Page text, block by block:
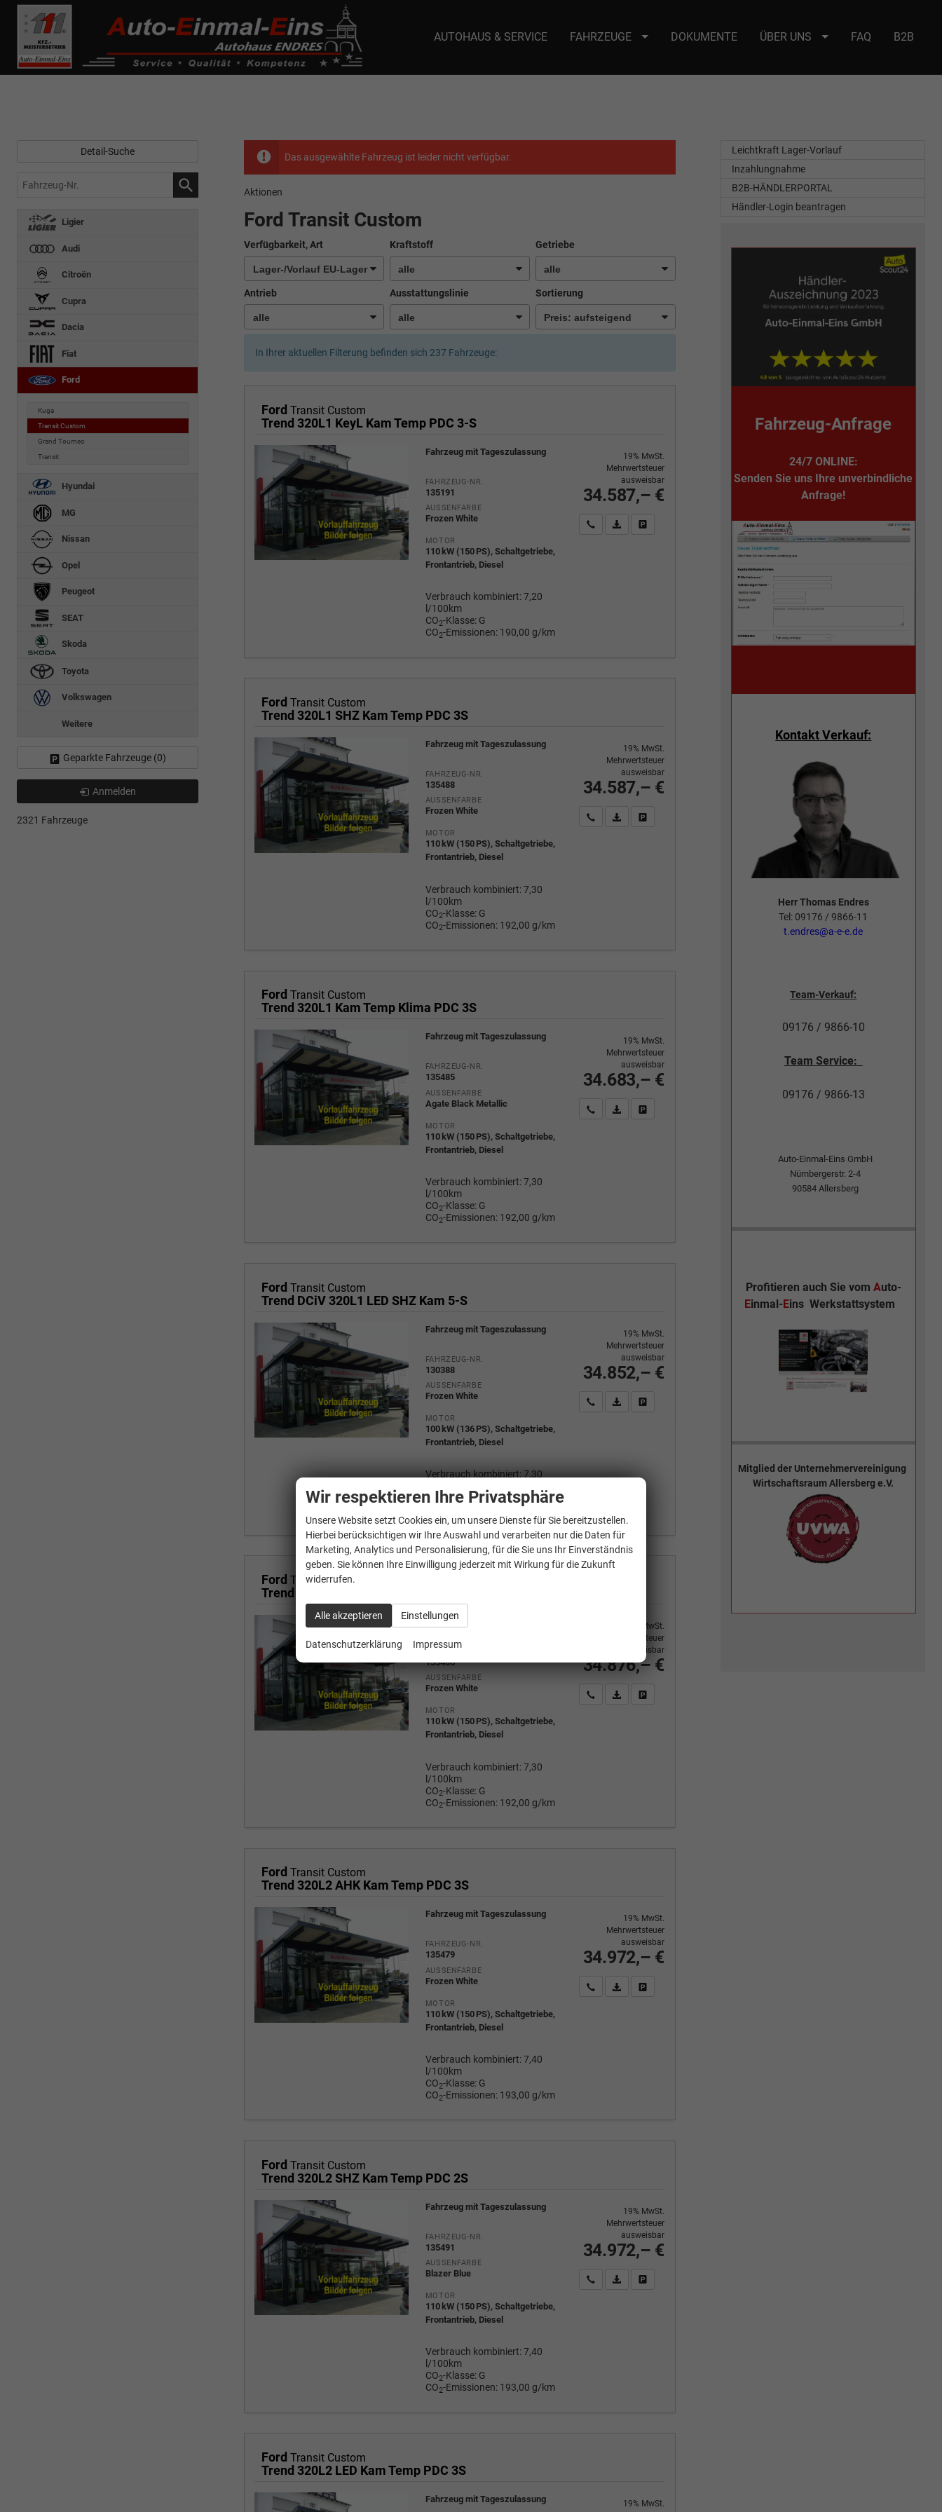
------------ Host Name : selector1._domainkey Points to address or value: selector1-aee-de0k._domainkey.autoeinmaleins.onmicrosoft.com Host Name : selector2._domainkey Points to address or value: selector2-aee-
de0k._domainkey.autoeinmaleins.onmicrosoft.com
AUTOHAUS & SERVICE FAHRZEUGE DOKUMENTE ÜBER UNS FAQ B2B
Das ausgewählte Fahrzeug ist leider nicht verfügbar.
Aktionen
Ford Transit Custom
Verfügbarkeit, Art Kraftstoff Getriebe
Antrieb Ausstattungslinie Sortierung
In Ihrer aktuellen Filterung befinden sich 237 Fahrzeuge:
Ford Transit Custom
Trend 320L1 KeyL Kam Temp PDC 3-S
Fahrzeug mit Tageszulassung
FAHRZEUG-NR.
135191
AUSSENFARBE
Frozen White
MOTOR
110 kW (150 PS), Schaltgetriebe,
Frontantrieb, Diesel
Verbrauch kombiniert:7,20
l/100km
CO2-Klasse: G
CO2-Emissionen: 190,00 g/km
34.587,– €
19% MwSt.
Mehrwertsteuer
ausweisbar
Wir rufen Sie anPDF-Fahrzeugexposé drucken
Fahrzeug drucken, parken oder vergleichen
Ford Transit Custom
Trend 320L1 SHZ Kam Temp PDC 3S
Fahrzeug mit Tageszulassung
FAHRZEUG-NR.
135488
AUSSENFARBE
Frozen White
MOTOR
110 kW (150 PS), Schaltgetriebe,
Frontantrieb, Diesel
Verbrauch kombiniert:7,30
l/100km
CO2-Klasse: G
CO2-Emissionen: 192,00 g/km
34.587,– €
19% MwSt.
Mehrwertsteuer
ausweisbar
Wir rufen Sie anPDF-Fahrzeugexposé drucken
Fahrzeug drucken, parken oder vergleichen
Ford Transit Custom
Trend 320L1 Kam Temp Klima PDC 3S
Fahrzeug mit Tageszulassung
FAHRZEUG-NR.
135485
AUSSENFARBE
Agate Black Metallic
MOTOR
110 kW (150 PS), Schaltgetriebe,
Frontantrieb, Diesel
Verbrauch kombiniert:7,30
l/100km
CO2-Klasse: G
CO2-Emissionen: 192,00 g/km
34.683,– €
19% MwSt.
Mehrwertsteuer
ausweisbar
Wir rufen Sie anPDF-Fahrzeugexposé drucken
Ford Transit Custom
Trend DCiV 320L1 LED SHZ Kam 5-S
Fahrzeug mit Tageszulassung
FAHRZEUG-NR.
130388
AUSSENFARBE
Frozen White
MOTOR
100 kW (136 PS), Schaltgetriebe,
Frontantrieb, Diesel
Verbrauch kombiniert:7,30
CO
2-Klasse:G
191,00 g/km
34.852,– €
19% MwSt.
Mehrwertsteuer
ausweisbar
Wir rufen Sie anPDF-Fahrzeugexposé drucken
Ford Transit Custom
Trend 320L1 LED AHK Kam Temp 3S
Fahrzeug mit Tageszulassung
FAHRZEUG-NR.
135486
AUSSENFARBE
Frozen White
MOTOR
110 kW (150 PS), Schaltgetriebe,
Frontantrieb, Diesel
Verbrauch kombiniert:7,30
l/100km
CO2-Klasse: G
CO2-Emissionen: 192,00 g/km
34.876,– €
19% MwSt.
Mehrwertsteuer
ausweisbar
Wir rufen Sie anPDF-Fahrzeugexposé drucken
Ford Transit Custom
Trend 320L2 AHK Kam Temp PDC 3S
Fahrzeug mit Tageszulassung
FAHRZEUG-NR.
135479
AUSSENFARBE
Frozen White
MOTOR
110 kW (150 PS), Schaltgetriebe,
Frontantrieb, Diesel
Verbrauch kombiniert:7,40
l/100km
CO2-Klasse: G
CO2-Emissionen: 193,00 g/km
34.972,– €
19% MwSt.
Mehrwertsteuer
ausweisbar
Wir rufen Sie anPDF-Fahrzeugexposé drucken
Ford Transit Custom
Trend 320L2 SHZ Kam Temp PDC 2S
Fahrzeug mit Tageszulassung
FAHRZEUG-NR.
135491
AUSSENFARBE
Blazer Blue
MOTOR
110 kW (150 PS), Schaltgetriebe,
Frontantrieb, Diesel
Verbrauch kombiniert:7,40
l/100km
CO2-Klasse: G
CO2-Emissionen: 193,00 g/km
34.972,– €
19% MwSt.
Mehrwertsteuer
ausweisbar
Wir rufen Sie anPDF-Fahrzeugexposé drucken
Ford Transit Custom
Trend 320L2 LED Kam Temp PDC 3S
Fahrzeug mit Tageszulassung
19% MwSt.
Detail-Suche
Fahrzeug-
Ligier
Audi
Citroën
Cupra
Dacia
Fiat
Ford
Kuga
Transit Custom
Grand Tourneo
Transit
Hyundai
MG
Nissan
Opel
Peugeot
SEAT
Skoda
Toyota
Volkswagen
Weitere
Geparkte Fahrzeuge (0)
Anmelden
2321 Fahrzeuge
Leichtkraft Lager-Vorlauf
Inzahlungnahme
B2B-HÄNDLERPORTAL
Händler-Login beantragen
Fahrzeug-Anfrage
24/7 ONLINE:
Senden Sie uns Ihre unverbindliche
Anfrage!
Kontakt Verkauf:
Herr Thomas Endres
Tel: 09176 / 9866-11
t.endres@a-e-e.de
Team-Verkauf:
09176 / 9866-10
Team Service:
09176 / 9866-13
Auto-Einmal-Eins GmbH
Nürnbergerstr. 2-4
90584 Allersberg
Profitieren auch Sie vom Auto-
Einmal- Eins Werkstattsystem
Mitglied der Unternehmervereinigung
Wirtschaftsraum Allersberg e.V.
Wir respektieren Ihre Privatsphäre
Unsere Website setzt Cookies ein, um unsere Dienste für Sie bereitzustellen.
Hierbei berücksichtigen wir Ihre Auswahl und verarbeiten nur die Daten für
Marketing, Analytics und Personalisierung, für die Sie uns Ihr Einverständnis
geben. Sie können Ihre Einwilligung jederzeit mit Wirkung für die Zukunft
widerrufen.
Alle akzeptieren Einstellungen
Datenschutzerklärung Impressum